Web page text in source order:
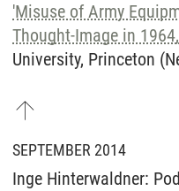
'Misuse of Army
Thought-Image in
University, Princeton
SEPTEMBER 2014
Inge Hinterwaldner: